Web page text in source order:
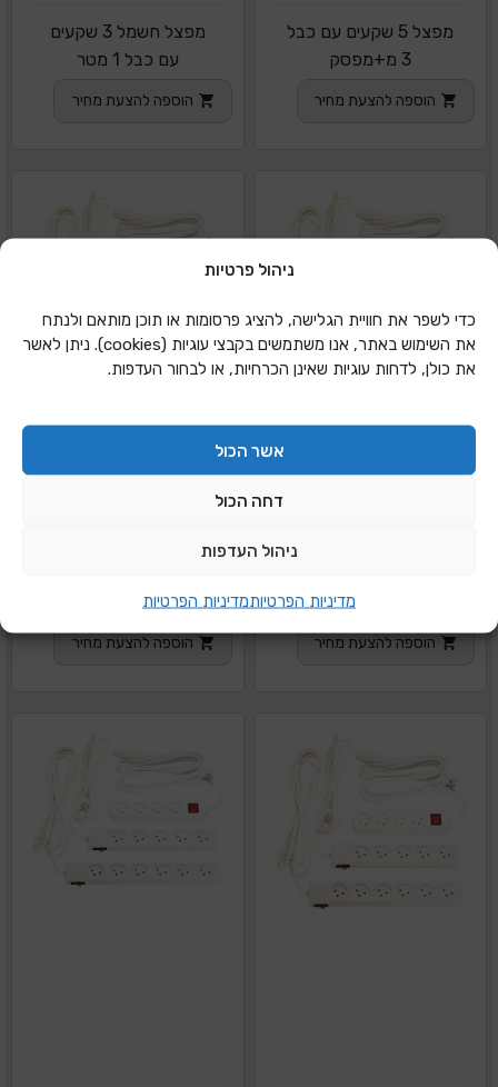
ניהול פרטיות
כדי לשפר את חוויית הגלישה, להציג פרסומות או תוכן מותאם ולנתח
את השימוש באתר, אנו משתמשים בקבצי עוגיות (cookies). ניתן לאשר
את כולן, לדחות עוגיות שאינן הכרחיות, או לבחור העדפות.
אשר הכול
דחה הכול
ניהול העדפות
מדיניות הפרטיותמדיניות הפרטיות
מפצל 5 שקעים עם כבל
3 מ+מפסק
הוספה להצעת מחיר
מפצל חשמל 3 שקעים
עם כבל 1 מטר
הוספה להצעת מחיר
הוספה להצעת מחיר
עם כבל 1 מטר
הוספה להצעת מחיר